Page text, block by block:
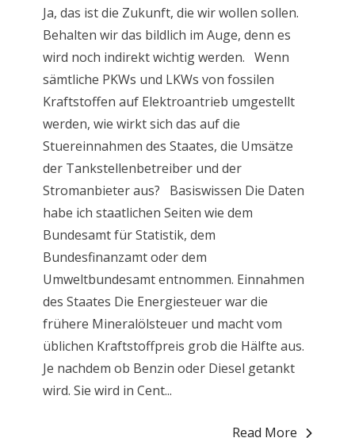
Ja, das ist die Zukunft, die wir wollen sollen.
Behalten wir das bildlich im Auge, denn es
wird noch indirekt wichtig werden. Wenn
sämtliche PKWs und LKWs von fossilen
Kraftstoffen auf Elektroantrieb umgestellt
werden, wie wirkt sich das auf die
Stuereinnahmen des Staates, die Umsätze
der Tankstellenbetreiber und der
Stromanbieter aus? Basiswissen Die Daten
habe ich staatlichen Seiten wie dem
Bundesamt für Statistik, dem
Bundesfinanzamt oder dem
Umweltbundesamt entnommen. Einnahmen
des Staates Die Energiesteuer war die
frühere Mineralölsteuer und macht vom
üblichen Kraftstoffpreis grob die Hälfte aus.
Je nachdem ob Benzin oder Diesel getankt
wird. Sie wird in Cent...
Read More